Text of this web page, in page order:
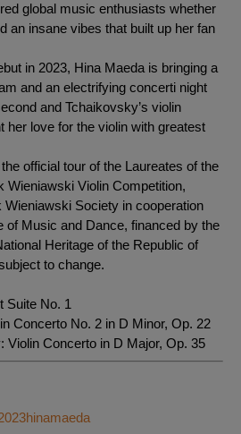
global music enthusiasts whether
an insane vibes that built up her fan
in 2023, Hina Maeda is bringing a
and an electrifying concerti night
and Tchaikovsky’s violin
her love for the violin with greatest
official tour of the Laureates of the
Wieniawski Violin Competition,
Society in cooperation
of Music and Dance, financed by the
Heritage of the Republic of
to change.
Suite No. 1
Concerto No. 2 in D Minor, Op. 22
Violin Concerto in D Major, Op. 35